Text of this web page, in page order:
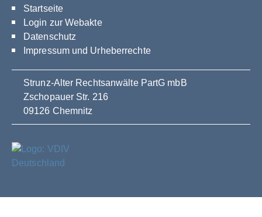
Startseite
Login zur Webakte
Datenschutz
Impressum und Urheberrechte
Strunz-Alter Rechtsanwälte PartG mbB
Zschopauer Str. 216
09126 Chemnitz